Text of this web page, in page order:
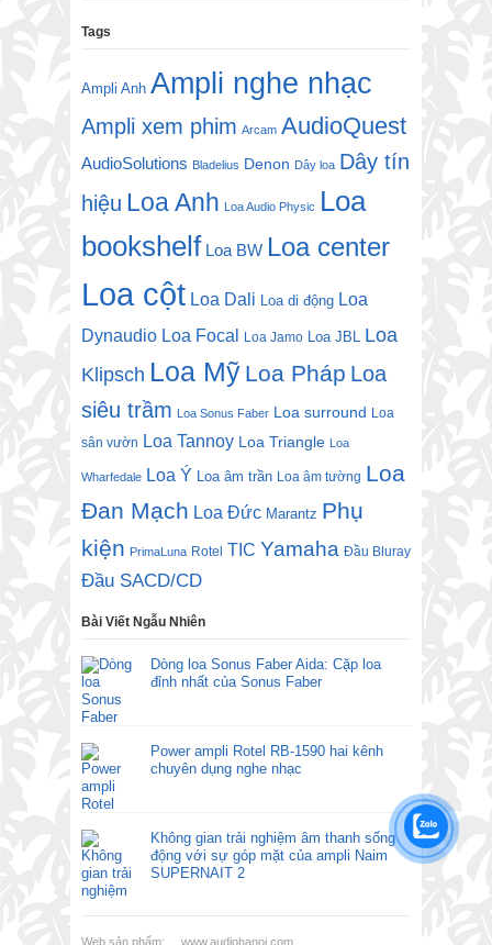
Tags
Ampli Anh Ampli nghe nhạc
Ampli xem phim Arcam AudioQuest
AudioSolutions Bladelius Denon Dây loa Dây tín
hiệu Loa Anh Loa Audio Physic Loa
bookshelf Loa BW Loa center
Loa cột Loa Dali Loa di động Loa
Dynaudio Loa Focal Loa Jamo Loa JBL
Loa
Klipsch Loa Mỹ Loa Pháp Loa
siêu trầm Loa Sonus Faber Loa surround Loa
sân vườn Loa Tannoy Loa Triangle Loa
Wharfedale Loa Ý Loa âm trần Loa âm tường Loa
Đan Mạch Loa Đức Marantz Phụ
kiện PrimaLuna Rotel TIC Yamaha Đầu Bluray
Đầu SACD/CD
Bài Viết Ngẫu Nhiên
Dòng loa Sonus Faber Aida: Cặp loa
đỉnh nhất của Sonus Faber
Power ampli Rotel RB-1590 hai kênh
chuyên dụng nghe nhạc
Không gian trải nghiệm âm thanh sống
động với sự góp mặt của ampli Naim
SUPERNAIT 2
Web sản phẩm: www.audiohanoi.com